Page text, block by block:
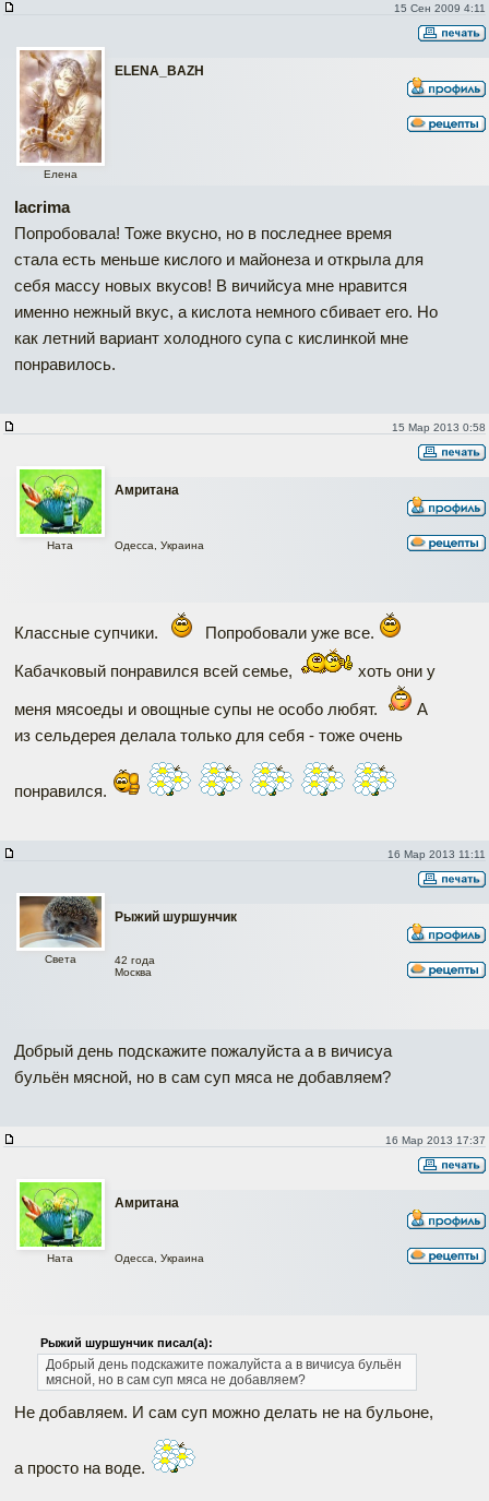
15 Сен 2009 4:11
ELENA_BAZH
Елена
lacrima
Попробовала! Тоже вкусно, но в последнее время
стала есть меньше кислого и майонеза и открыла для
себя массу новых вкусов! В вичийсуа мне нравится
именно нежный вкус, а кислота немного сбивает его. Но
как летний вариант холодного супа с кислинкой мне
понравилось.
15 Мар 2013 0:58
Амритана
Ната Одесса, Украина
Классные супчики. Попробовали уже все.
Кабачковый понравился всей семье, хоть они у
меня мясоеды и овощные супы не особо любят.
А
из сельдерея делала только для себя - тоже очень
понравился.
16 Мар 2013 11:11
Рыжий шуршунчик
Света
42 года
Москва
Добрый день подскажите пожалуйста а в вичисуа
бульён мясной, но в сам суп мяса не добавляем?
16 Мар 2013 17:37
Амритана
Ната Одесса, Украина
Рыжий шуршунчик писал(а):
Добрый день подскажите пожалуйста а в вичисуа бульён
мясной, но в сам суп мяса не добавляем?
Не добавляем. И сам суп можно делать не на бульоне,
а просто на воде.